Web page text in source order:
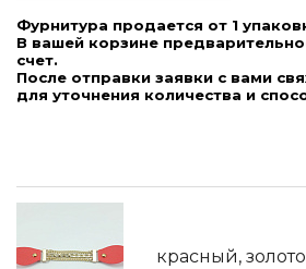
Фурнитура продается от 1
В вашей корзине
счет.
После отправки заявки с вами
для уточнения количества и
красный, золото